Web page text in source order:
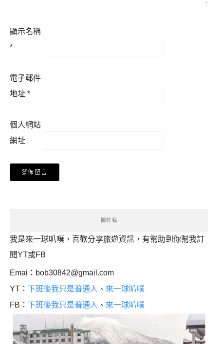
顯示名稱
*
電子郵件
地址 *
個人網站
網址
關於我
我是來一球叭噗，喜歡分享旅遊資訊，有幫助到你幫我訂
閱YT或FB
Emai： bob30842@gmail.com
YT： 下班後我只是普通人 、 來一球叭噗
FB： 下班後我只是普通人 、 來一球叭噗